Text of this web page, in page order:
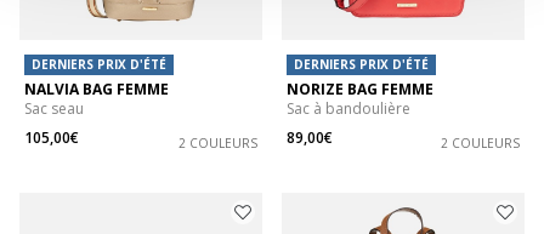
DERNIERS PRIX D'ÉTÉ
NALVIA BAG FEMME
Sac seau
105,00€
2 COULEURS
DERNIERS PRIX D'ÉTÉ
NORIZE BAG FEMME
Sac à bandoulière
89,00€
2 COULEURS